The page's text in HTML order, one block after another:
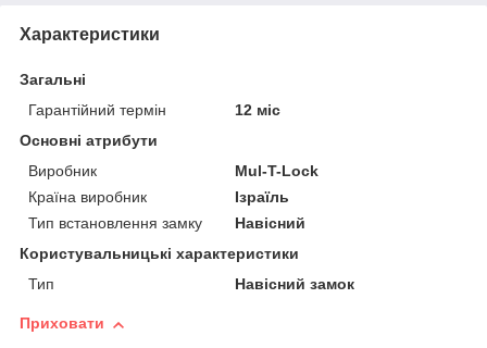
Характеристики
Загальні
Гарантійний термін
12 міс
Основні атрибути
Виробник
Mul-T-Lock
Країна виробник
Ізраїль
Тип встановлення замку
Навісний
Користувальницькі характеристики
Тип
Навісний замок
Приховати